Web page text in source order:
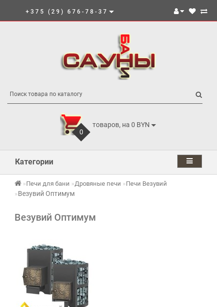
+375 (29) 676-78-37
0
товаров, на 0 BYN
Категории
Печи для бани Дровяные печи Печи Везувий
Везувий Оптимум
Везувий Оптимум